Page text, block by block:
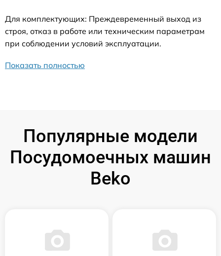
Для комплектующих: Преждевременный выход из
строя, отказ в работе или техническим параметрам
при соблюдении условий эксплуатации.
Показать полностью
Популярные модели
Посудомоечных машин
Beko